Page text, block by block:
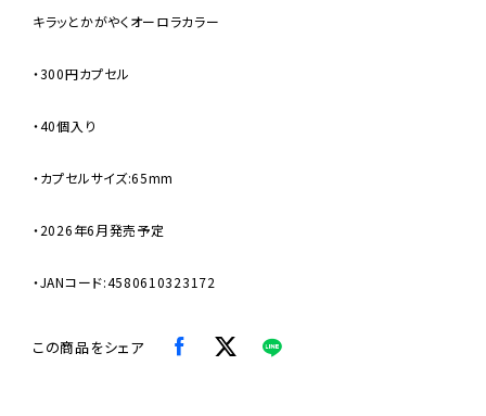
キラッとかがやくオーロラカラー
・300円カプセル
・40個入り
・カプセルサイズ:65mm
・2026年6月発売予定
・JANコード:4580610323172
この商品をシェア